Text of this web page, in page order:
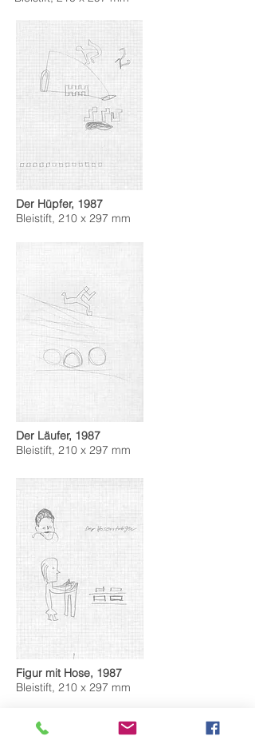
Der Hüpfer, 1987
Bleistift, 210 x 297 mm
Der Läufer, 1987
Bleistift, 210 x 297 mm
Figur mit Hose, 1987
Bleistift, 210 x 297 mm